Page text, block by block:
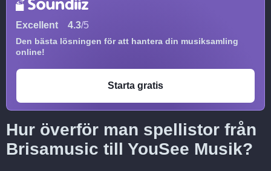
Excellent 4.3/5
Den bästa lösningen för att hantera din musiksamling
online!
Starta gratis
Hur överför man spellistor från
Brisamusic till YouSee Musik?